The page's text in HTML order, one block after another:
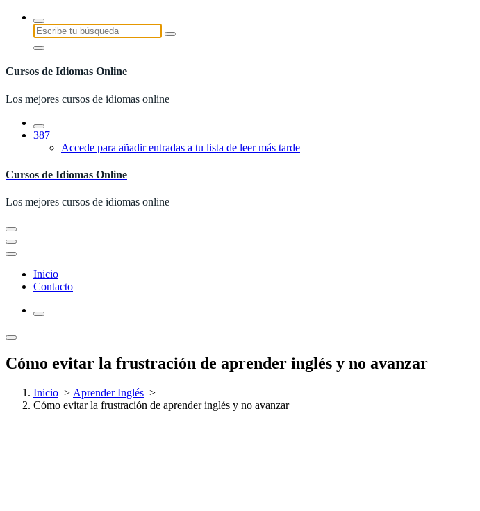
Saltar
contenido
Buscar:
Cursos de Idiomas Online
Los mejores cursos de idiomas online
387
Accede para añadir entradas a tu lista de leer más tarde
Cursos de Idiomas Online
Los mejores cursos de idiomas online
Inicio
Contacto
Cómo evitar la frustración de aprender inglés y no avanzar
Inicio > Aprender Inglés >
Cómo evitar la frustración de aprender inglés y no avanzar